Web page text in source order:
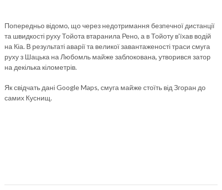
Попередньо відомо, що через недотримання безпечної дистанції
та швидкості руху Тойота втаранила Рено, а в Тойоту в’їхав водій
на Кіа. В результаті аварії та великої завантаженості траси смуга
руху з Шацька на Любомль майже заблокована, утворився затор
на декілька кілометрів.
Як свідчать дані Google Maps, смуга майже стоїть від Згоран до
самих Куснищ.